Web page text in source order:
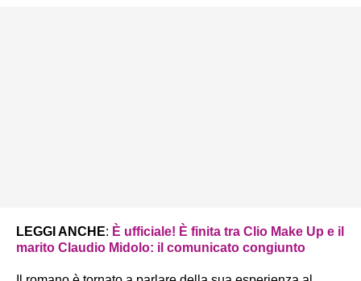
LEGGI ANCHE: È ufficiale! È finita tra Clio Make Up e il
marito Claudio Midolo: il comunicato congiunto